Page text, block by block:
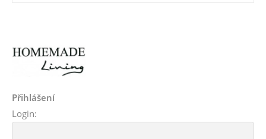
Přihlášení
Login: